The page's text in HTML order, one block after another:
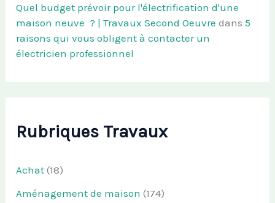
Quel budget prévoir pour l'électrification d'une
maison neuve ? | Travaux Second Oeuvre dans5
raisons qui vous obligent à contacter un
électricien professionnel
Rubriques Travaux
Achat (18)
Aménagement de maison (174)